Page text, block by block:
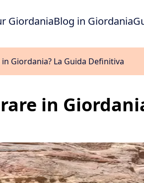
GiordaniaBlog in Giordania
Giordania? La Guida Definitiva
in